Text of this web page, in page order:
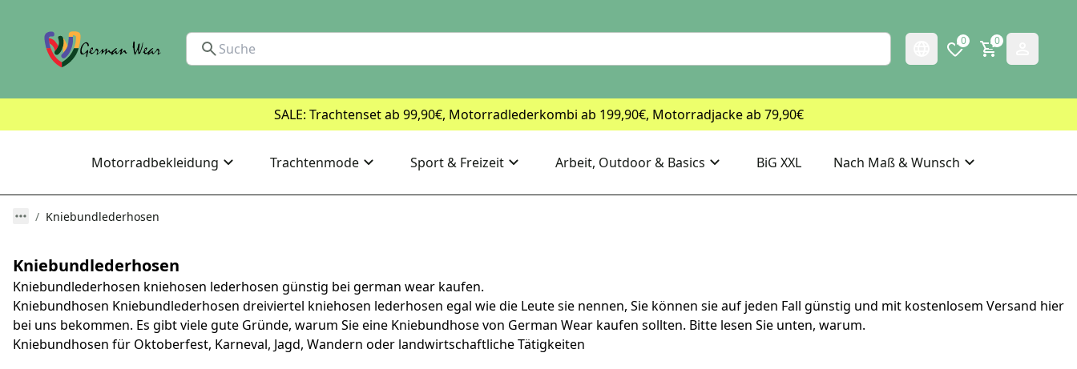
0 0
SALE: Trachtenset ab 99,90€, Motorradlederkombi ab 199,90€, Motorradjacke ab 79,90€
Motorradbekleidung Trachtenmode Sport & Freizeit Arbeit, Outdoor & Basics BiG XXL Nach Maß & Wunsch
Kniebundlederhosen
Kniebundlederhosen
Kniebundlederhosen kniehosen lederhosen günstig bei german wear kaufen.
Kniebundhosen Kniebundlederhosen dreiviertel kniehosen lederhosen egal wie die Leute sie nennen, Sie können sie auf jeden Fall günstig und mit kostenlosem Versand hier
bei uns bekommen. Es gibt viele gute Gründe, warum Sie eine Kniebundhose von German Wear kaufen sollten. Bitte lesen Sie unten, warum.
Kniebundhosen für Oktoberfest, Karneval, Jagd, Wandern oder landwirtschaftliche Tätigkeiten